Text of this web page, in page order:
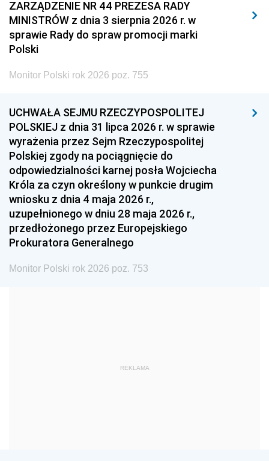
2011 2010 2009
2008 2007 2006
2005
1996 1995 1994
1993 1992 1991
1990 1989
1987 1986 1985
1984 1983
1981 1980 1979
1978 1977
1975 1974
1959
ZARZĄDZENIE NR 44 PREZESA RADY
MINISTRÓW z dnia 3 sierpnia 2026 r. w
sprawie Rady do spraw promocji marki
Polski
Monitor Polski rok 2026 poz. 755
UCHWAŁA SEJMU RZECZYPOSPOLITEJ
POLSKIEJ z dnia 31 lipca 2026 r. w sprawie
wyrażenia przez Sejm Rzeczypospolitej
Polskiej zgody na pociągnięcie do
odpowiedzialności karnej posła Wojciecha
Króla za czyn określony w punkcie drugim
wniosku z dnia 4 maja 2026 r.,
uzupełnionego w dniu 28 maja 2026 r.,
przedłożonego przez Europejskiego
Prokuratora Generalnego
Monitor Polski rok 2026 poz. 753
REKLAMA